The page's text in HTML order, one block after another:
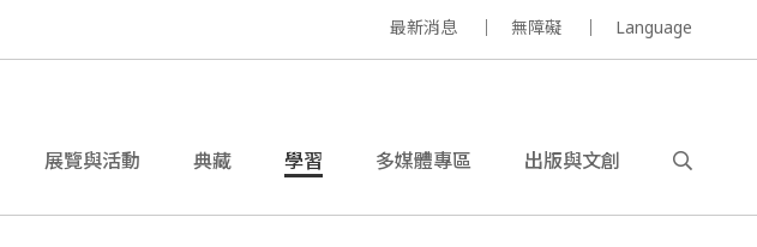
最新消息 無障礙 Language
展覽與活動 典藏 學習 多媒體專區 出版與文創